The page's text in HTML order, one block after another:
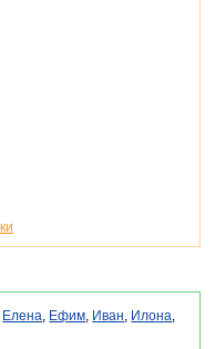
Елена, Ефим, Иван, Илона,